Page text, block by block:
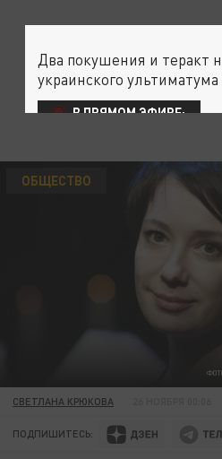
ОБЩЕСТВО
СВЕТЛАНА КРЮКОВА
ПОДПИШИТЕСЬ:
Два покушения и теракт
украинского ультиматума
В ПРЯМОМ ЭФИРЕ: